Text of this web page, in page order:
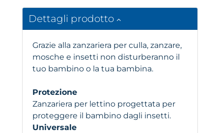
Dettagli prodotto
Grazie alla zanzariera per culla, zanzare,
mosche e insetti non disturberanno il
tuo bambino o la tua bambina.
Protezione
Zanzariera per lettino progettata per
proteggere il bambino dagli insetti.
Universale